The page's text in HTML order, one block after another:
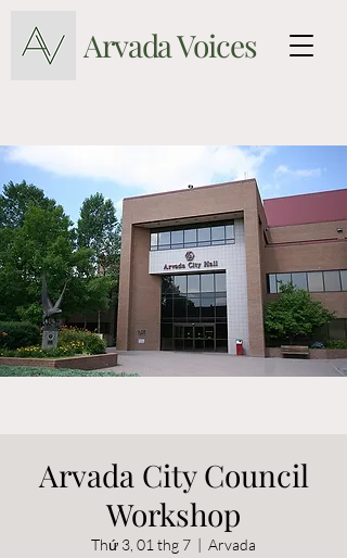
Arvada Voices
Arvada City Council
Workshop
Thứ 3, 01 thg 7
  |
Arvada